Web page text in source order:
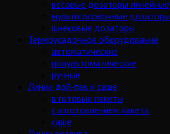
весовые дозаторы линейные
мультиголовочные дозаторы
шнековые дозаторы
Термоусадочное оборудование
автоматические
полуавтоматические
ручные
Линии дой-пак и саше
в готовые пакеты
с изготовлением пакета
саше